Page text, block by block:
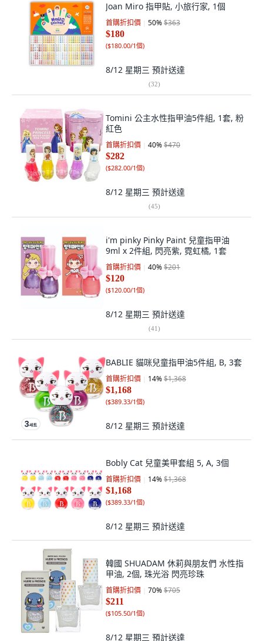
Joan Miro 指甲貼, 小旅行家, 1個
首購折扣價 50%$363
$180
($180.00/1個)
8/12 星期三 預計送達
(32)
Tomini 公主水性指甲油5件組, 1套, 粉
紅色
首購折扣價 40%$470
$282
($282.00/1個)
8/12 星期三 預計送達
(45)
i'm pinky Pinky Paint 兒童指甲油
9ml x 2件組, 閃亮紫, 霓虹橘, 1套
首購折扣價 40%$201
$120
($120.00/1個)
8/12 星期三 預計送達
(41)
BABLIE 貓咪兒童指甲油5件組, B, 3套
首購折扣價 14%$1,368
$1,168
($389.33/1個)
8/12 星期三 預計送達
Bobly Cat 兒童美甲套組 5, A, 3個
首購折扣價 14%$1,368
$1,168
($389.33/1個)
8/12 星期三 預計送達
韓國 SHUADAM 休莉與朋友們 水性指
甲油, 2個, 珠光浴 閃亮珍珠
首購折扣價 70%$705
$211
($105.50/1個)
8/12 星期三 預計送達